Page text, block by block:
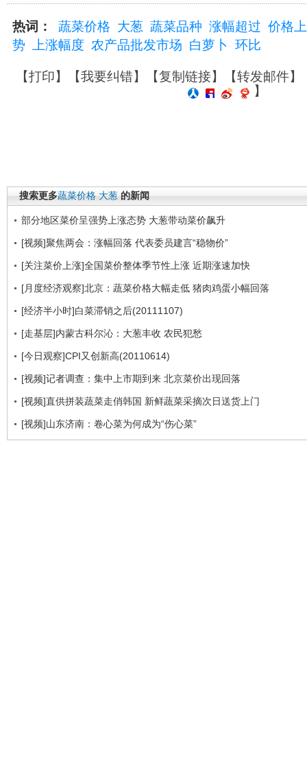
热词： 蔬菜价格 大葱 蔬菜品种 涨幅超过 价格
势
上涨幅度 农产品批发市场 白萝卜 环比
【打印】【我要纠错】【复制链接】【转发邮件】
】
搜索更多蔬菜价格 大葱 的新闻
部分地区菜价呈强势上涨态势 大葱带动菜价飙升
[视频]聚焦两会：涨幅回落 代表委员建言“稳物价”
[关注菜价上涨]全国菜价整体季节性上涨 近期涨速加快
[月度经济观察]北京：蔬菜价格大幅走低 猪肉鸡蛋小幅回落
[经济半小时]白菜滞销之后(20111107)
[走基层]内蒙古科尔沁：大葱丰收 农民犯愁
[今日观察]CPI又创新高(20110614)
[视频]记者调查：集中上市期到来 北京菜价出现回落
[视频]直供拼装蔬菜走俏韩国 新鲜蔬菜采摘次日送货上门
[视频]山东济南：卷心菜为何成为“伤心菜”